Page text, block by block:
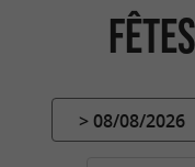
> 08/08/2026